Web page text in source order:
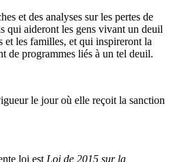
et des analyses sur les pertes de
qui aideront les gens vivant un deuil
et les familles, et qui inspireront la
de programmes liés à un tel deuil.
le jour où elle reçoit la sanction
loi est Loi de 2015 sur la